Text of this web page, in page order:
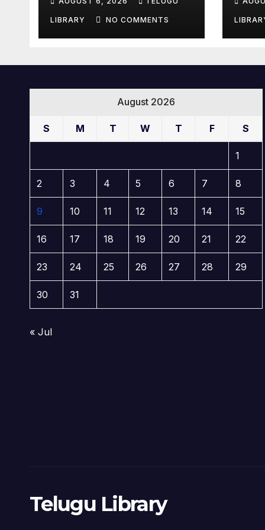
Zoho Founder
Sridhar Vembu
LIBRARY NO COMMENTS
August 2026
S M T W T F S
1
2 3 4 5 6 7 8
9 10 11 12 13 14 15
16 17 18 19 20 21 22
23 24 25 26 27 28 29
30 31
« Jul
Telugu Library